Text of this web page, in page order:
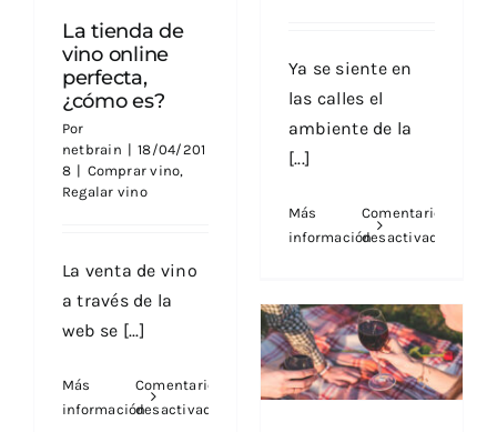
Ya se siente en
las calles el
ambiente de la
[...]
Más
información
Comentarios
desactivados
2020:
los
5
vinos
La tienda de
vino online
perfecta,
¿cómo es?
Por
netbrain | 18/04/201
8 | Comprar vino,
Regalar vino
La venta de vino
a través de la
web se [...]
Más
información
Comentarios
desactivados
Consejos para
regalar un vino,
¿qué hay que tener
en cuenta?